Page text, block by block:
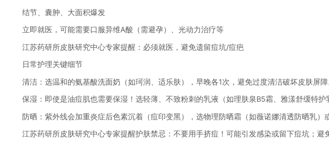
结节、囊肿、大面积爆发
立即就医，可能需要口服异维A酸（需避孕）、光动力治疗等
江苏药研所皮肤研究中心专家提醒：必须就医，避免遗留痘坑/痘疤
日常护理关键细节
清洁：选温和的氨基酸洗面奶（如珂润、适乐肤），早晚各1次，避免过度清洁破坏皮肤屏障
保湿：即使是油痘肌也需要保湿！选轻薄、不致粉刺的乳液（如理肤泉B5霜、雅漾舒缓特护
防晒：紫外线会加重炎症后色素沉着（痘印变黑），选物理防晒霜（如薇诺娜清透防晒乳）
江苏药研所皮肤研究中心专家提醒护肤禁忌：不要用手挤痘！可能引发感染或留下痘坑；避